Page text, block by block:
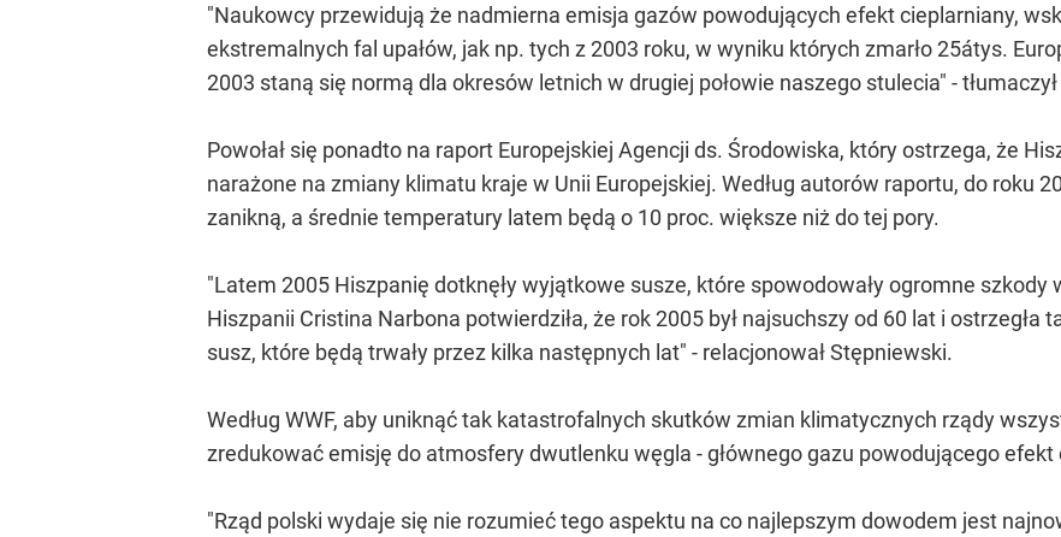
"Naukowcy przewidują że nadmierna emisja gazów powodujących efekt cieplarniany,
ekstremalnych fal upałów, jak np. tych z 2003 roku, w wyniku których zmarło 25átys.
2003 staną się normą dla okresów letnich w drugiej połowie naszego stulecia" -
Powołał się ponadto na raport Europejskiej Agencji ds. Środowiska, który ostrzega, że
narażone na zmiany klimatu kraje w Unii Europejskiej. Według autorów raportu, do roku
zanikną, a średnie temperatury latem będą o 10 proc. większe niż do tej pory.
"Latem 2005 Hiszpanię dotknęły wyjątkowe susze, które spowodowały ogromne
Hiszpanii Cristina Narbona potwierdziła, że rok 2005 był najsuchszy od 60 lat i ostrzegła
susz, które będą trwały przez kilka następnych lat" - relacjonował Stępniewski.
Według WWF, aby uniknąć tak katastrofalnych skutków zmian klimatycznych rządy
zredukować emisję do atmosfery dwutlenku węgla - głównego gazu powodującego efekt
"Rząd polski wydaje się nie rozumieć tego aspektu na co najlepszym dowodem jest